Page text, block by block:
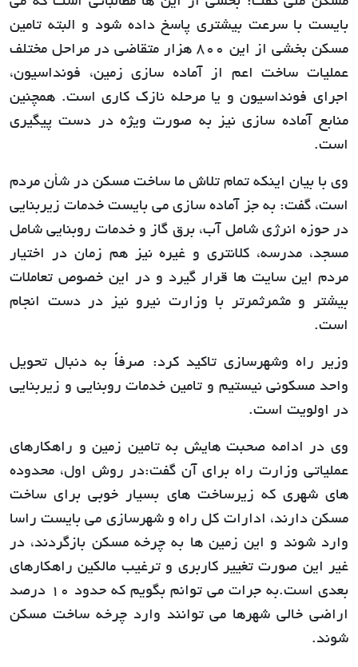
بایست با سرعت بیشتری پاسخ داده شود و البته تامین
مسکن بخشی از این 800 هزار متقاضی در مراحل مختلف
عملیات ساخت اعم از آماده سازی زمین، فونداسیون،
اجرای فونداسیون و یا مرحله نازک کاری است. همچنین
منابع آماده سازی نیز به صورت ویژه در دست پیگیری
است.
وی با بیان اینکه تمام تلاش ما ساخت مسکن در شأن مردم
است، گفت: به جز آماده سازی می بایست خدمات زیربنایی
در حوزه انرژی شامل آب، برق گاز و خدمات روبنایی شامل
مسجد، مدرسه، کلانتری و غیره نیز هم زمان در اختیار
مردم این سایت ها قرار گیرد و در این خصوص تعاملات
بیشتر و مثمرثمرتر با وزارت نیرو نیز در دست انجام
است.
وزیر راه وشهرسازی تاکید کرد: صرفاً به دنبال تحویل
واحد مسکونی نیستیم و تامین خدمات روبنایی و زیربنایی
در اولویت است.
وی در ادامه صحبت هایش به تامین زمین و راهکارهای
عملیاتی وزارت راه برای آن گفت:در روش اول، محدوده
های شهری که زیرساخت های بسیار خوبی برای ساخت
مسکن دارند، ادارات کل راه و شهرسازی می بایست راسا
وارد شوند و این زمین ها به چرخه مسکن بازگردند، در
غیر این صورت تغییر کاربری و ترغیب مالکین راهکارهای
بعدی است.به جرات می توانم بگویم که حدود 10 درصد
اراضی خالی شهرها می توانند وارد چرخه ساخت مسکن
شوند.